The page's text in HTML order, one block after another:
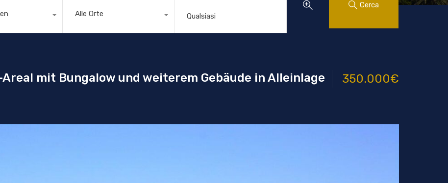
Alle Orte
Cerca
mit Bungalow und weiterem Gebäude in Alleinlage 350.000€